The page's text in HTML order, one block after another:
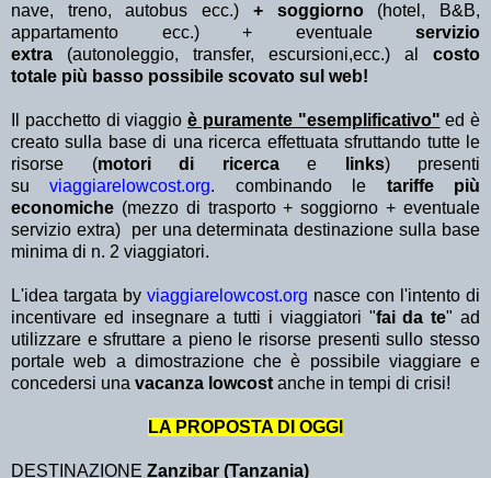
nave, treno, autobus ecc.) + soggiorno(hotel, B&B,
appartamento ecc.) + eventuale servizio
extra (autonoleggio, transfer, escursioni,ecc.) al costo
totale più basso possibile scovato sul web!
Il pacchetto di viaggio è puramente "esemplificativo" ed è
creato sulla base di una ricerca effettuata sfruttando tutte le
risorse (motori di ricerca e links) presenti
suviaggiarelowcost.org. combinando le tariffe più
economiche (mezzo di trasporto + soggiorno + eventuale
servizio extra)
per una determinata destinazione sulla base
minima di n. 2 viaggiatori.
L'idea targata by viaggiarelowcost.org nasce con l'intento di
incentivare ed insegnare a tutti i viaggiatori "fai da te" ad
utilizzare e sfruttare a pieno le risorse presenti sullo stesso
portale web a dimostrazione che è possibile viaggiare e
concedersi una vacanza lowcost anche in tempi di crisi!
LA PROPOSTA DI OGGI
DESTINAZIONE Zanzibar (Tanzania)